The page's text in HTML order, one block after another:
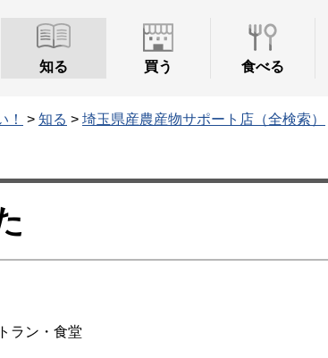
知る 買う 食べる
！ > 知る > 埼玉県産農産物サポート店（全検索）
ラン・食堂